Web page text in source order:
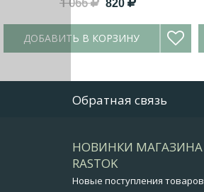
820
ДОБАВИТЬ В КОРЗИНУ
Обратная связь
НОВИНКИ МАГАЗИНА
RASTOK
Новые поступления товаров